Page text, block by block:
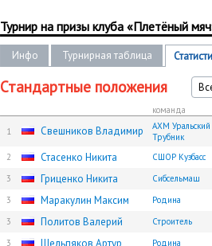
Турнир на призы клуба «Плетёный
Инфо Турнирная таблица
Стандартные положения
команда
1
Свешников Владимир
АХМ Уральский
Трубник
2
Стасенко Никита
СШОР Кузбасс
3
Гриценко Никита
Сибсельмаш
3
Маракулин Максим
Родина
3
Политов Валерий
Строитель
3
Шельпяков Артур Родина